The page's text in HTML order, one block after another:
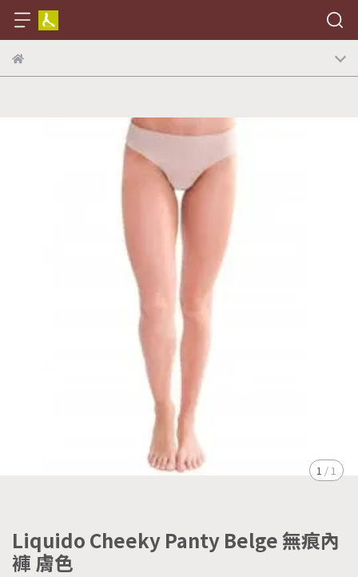
1 / 1
Liquido Cheeky Panty Belge 無痕內
褲 膚色